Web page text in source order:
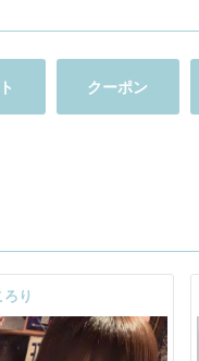
クーポン
ろり